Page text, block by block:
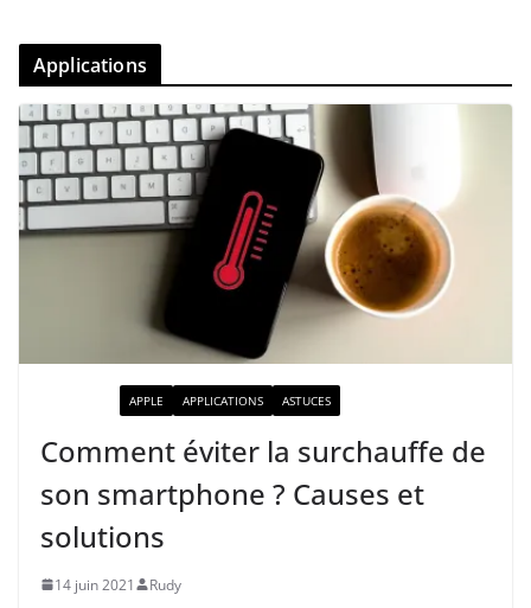
Applications
APPLE APPLICATIONS ASTUCES
Comment éviter la surchauffe de
son smartphone ? Causes et
solutions
14 juin 2021 Rudy